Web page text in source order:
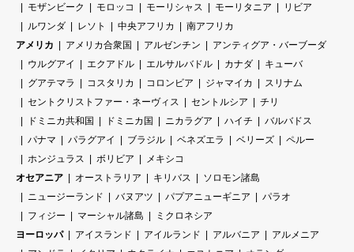
モザンビーク
モロッコ モーリシャス モーリタニア
リビア
ルワンダ
レソト 中央アフリカ
南アフリカ
アメリカ
アメリカ合衆国 アルゼンチン
アンティグア・バーブーダ
ウルグアイ
エクアドル エルサルバドル カナダ
キューバ
グアテマラ
コスタリカ コロンビア ジャマイカ
スリナム
セントクリストファー・ネーヴィス
セントルシア
チリ
ドミニカ共和国
ドミニカ国 ニカラグア ハイチ
バルバドス
パナマ
パラグアイ ブラジル ベネズエラ ベリーズ
ペルー
ホンジュラス
ボリビア
メキシコ
オセアニア
オーストラリア キリバス
ソロモン諸島
ニュージーランド
バヌアツ パプアニューギニア
パラオ
フィジー
マーシャル諸島
ミクロネシア
ヨーロッパ
アイスランド アイルランド アルバニア
アルメニア